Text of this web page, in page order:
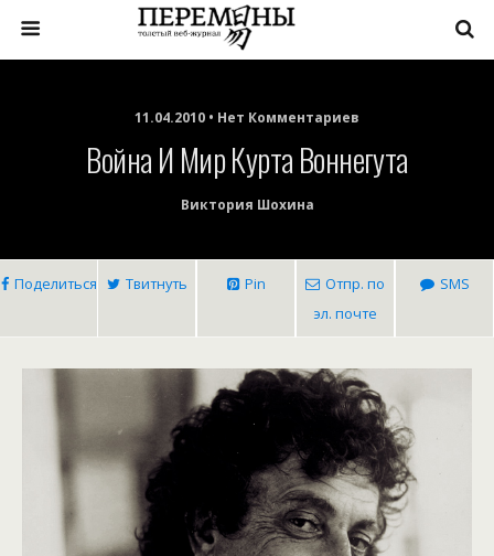
11.04.2010 • Нет Комментариев
Война И Мир Курта Воннегута
Виктория Шохина
Поделиться Твитнуть Pin
Отпр. по
эл. почте
SMS